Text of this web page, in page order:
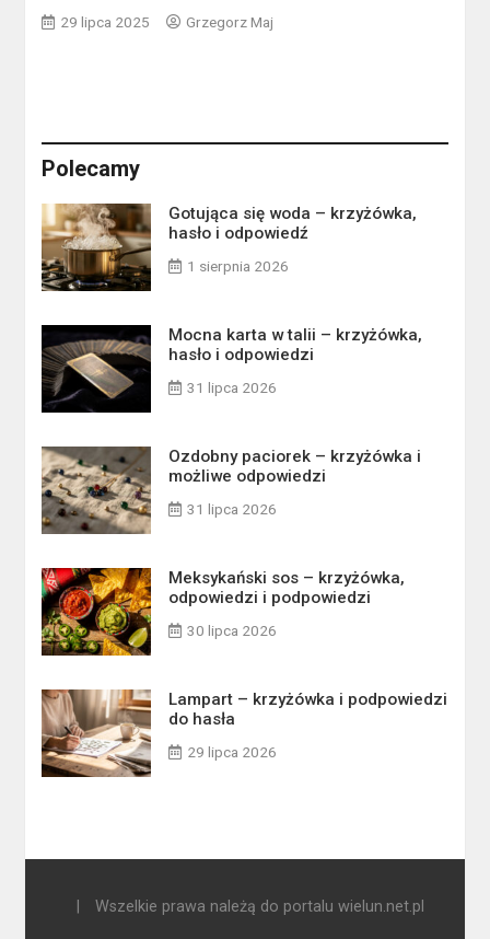
29 lipca 2025 Grzegorz Maj
Polecamy
Gotująca się woda – krzyżówka,
hasło i odpowiedź
1 sierpnia 2026
Mocna karta w talii – krzyżówka,
hasło i odpowiedzi
31 lipca 2026
Ozdobny paciorek – krzyżówka i
możliwe odpowiedzi
31 lipca 2026
Meksykański sos – krzyżówka,
odpowiedzi i podpowiedzi
30 lipca 2026
Lampart – krzyżówka i podpowiedzi
do hasła
29 lipca 2026
Wszelkie prawa należą do portalu wielun.net.pl